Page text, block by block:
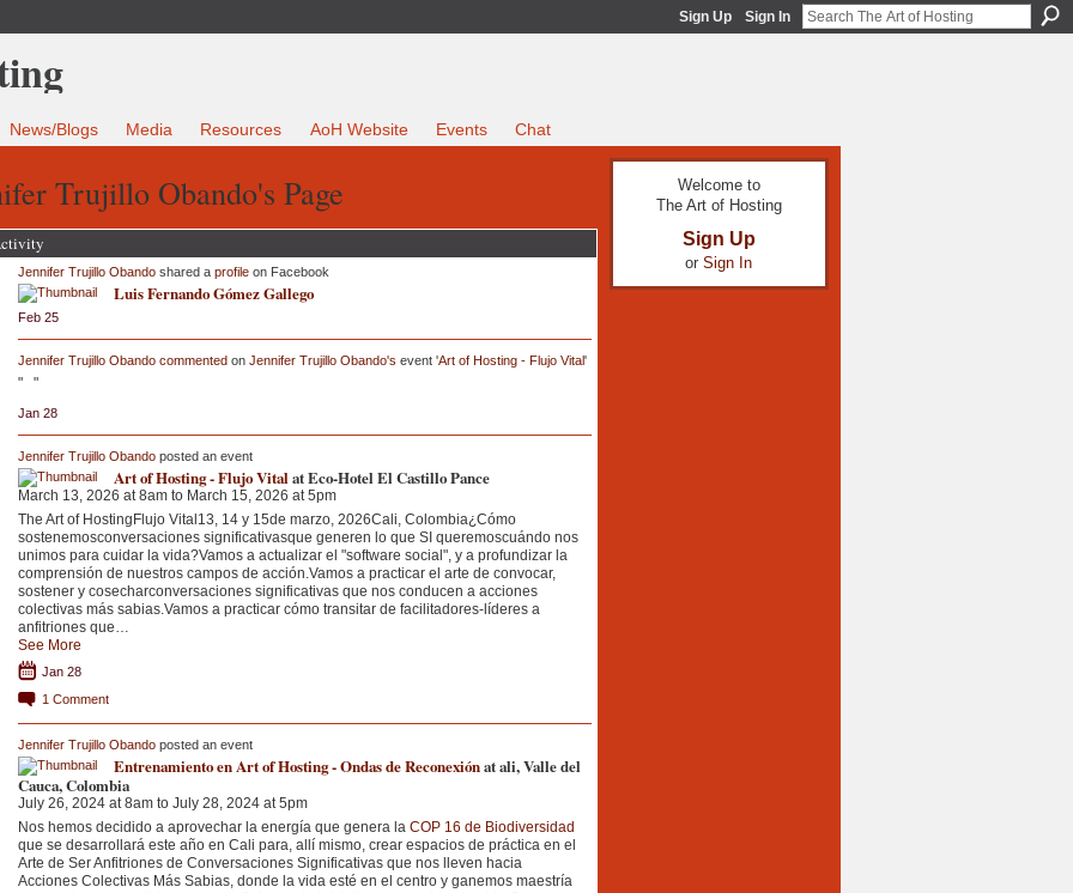
Sign Up Sign In
News/Blogs Media Resources AoH Website Events Chat
Trujillo Obando's Page
Jennifer Trujillo Obandoshared a profileon Facebook
Luis Fernando Gómez Gallego
Feb 25
Jennifer Trujillo Obando commentedon Jennifer Trujillo Obando's event 'Art of Hosting - Flujo Vital'
" "
Jan 28
Jennifer Trujillo Obandoposted an event
Art of Hosting - Flujo Vitalat Eco-Hotel El Castillo Pance
March 13, 2026 at 8am to March 15, 2026 at 5pm
The Art of HostingFlujo Vital13, 14 y 15de marzo, 2026Cali, Colombia¿Cómo
sostenemosconversaciones significativasque generen lo que SI queremoscuándo nos
unimos para cuidar la vida?Vamos a actualizar el "software social", y a profundizar la
comprensión de nuestros campos de acción.Vamos a practicar el arte de convocar,
sostener y cosecharconversaciones significativas que nos conducen a acciones
colectivas más sabias.Vamos a practicar cómo transitar de facilitadores-líderes a
anfitriones que…
See More
Jan 28
1 Comment
Jennifer Trujillo Obandoposted an event
Entrenamiento en Art of Hosting - Ondas de Reconexiónat ali, Valle del
Cauca, Colombia
July 26, 2024 at 8am to July 28, 2024 at 5pm
Nos hemos decidido a aprovechar la energía que genera la COP 16 de Biodiversidad
que se desarrollará este año en Cali para, allí mismo, crear espacios de práctica en el
Arte de Ser Anfitriones de Conversaciones Significativas que nos lleven hacia
Acciones Colectivas Más Sabias, donde la vida esté en el centro y ganemos maestría
Welcome to
The Art of Hosting
Sign Up
or Sign In